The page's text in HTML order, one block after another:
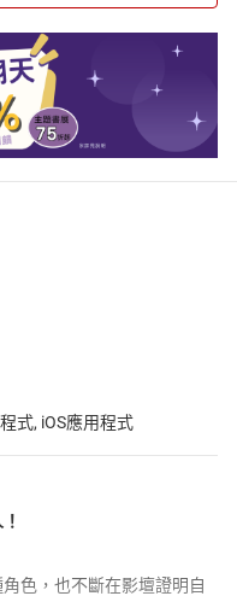
式, iOS應用程式
色，也不斷在影壇證明自